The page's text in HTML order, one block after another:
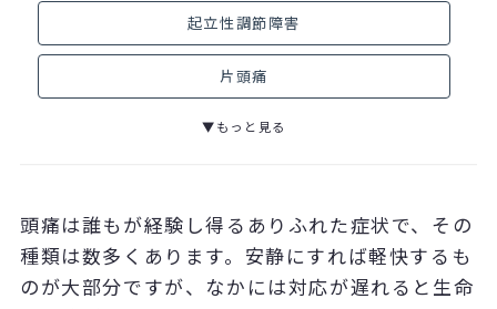
起立性調節障害
片頭痛
▼もっと見る
頭痛は誰もが経験し得るありふれた症状で、その
種類は数多くあります。安静にすれば軽快するも
のが大部分ですが、なかには対応が遅れると生命